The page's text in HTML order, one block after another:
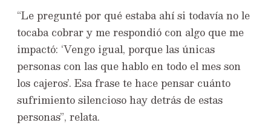
“Le pregunté por qué estaba ahí si todavía no le
tocaba cobrar y me respondió con algo que me
impactó: ‘Vengo igual, porque las únicas
personas con las que hablo en todo el mes son
los cajeros’. Esa frase te hace pensar cuánto
sufrimiento silencioso hay detrás de estas
personas”, relata.